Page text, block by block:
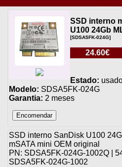
SSD interno
U100 24Gb
[SDSA5FK-024G]
24.60€
Estado:
Modelo: SDSA5FK-024G
Garantia: 2 meses
SSD interno SanDisk U100
mSATA mini OEM original
PN: SDSA5FK-024G-1002Q |
SDSA5FK-024G-1002